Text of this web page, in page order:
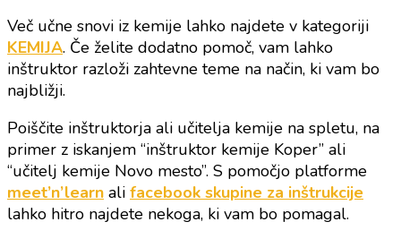
Več učne snovi iz kemije lahko najdete v kategoriji
KEMIJA. Če želite dodatno pomoč, vam lahko
inštruktor razloži zahtevne teme na način, ki vam bo
najbližji.
Poiščite inštruktorja ali učitelja kemije na spletu, na
primer z iskanjem “inštruktor kemije Koper” ali
“učitelj kemije Novo mesto”. S pomočjo platforme
meet’n’learn ali facebook skupine za inštrukcije
lahko hitro najdete nekoga, ki vam bo pomagal.